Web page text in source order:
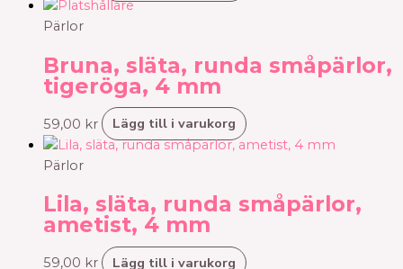
Pärlor
Bruna, släta, runda småpärlor,
tigeröga, 4 mm
59,00 kr Lägg till i varukorg
Pärlor
Lila, släta, runda småpärlor,
ametist, 4 mm
59,00 kr Lägg till i varukorg